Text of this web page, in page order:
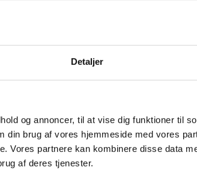
Detaljer
og annoncer, til at vise dig funktioner til
din brug af vores hjemmeside med vores
Vores partnere kan kombinere disse data
af deres tjenester.